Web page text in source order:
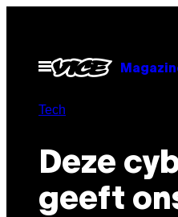
Open
menu
Tech
Deze
geeft